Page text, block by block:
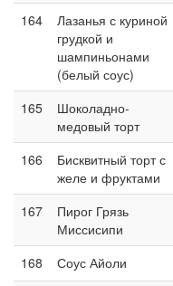
164
Лазанья с куриной
грудкой и
шампиньонами
(белый соус)
165
Шоколадно-
медовый торт
166
Бисквитный торт с
желе и фруктами
167
Пирог Грязь
Миссисипи
168
Соус Айоли